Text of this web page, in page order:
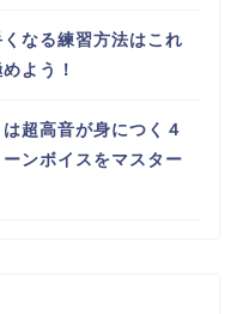
くなる練習方法はこれ
よう！
超高音が身につく４
ンボイスをマスター